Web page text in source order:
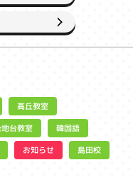
高丘教室
台教室 韓国語
お知らせ 島田校